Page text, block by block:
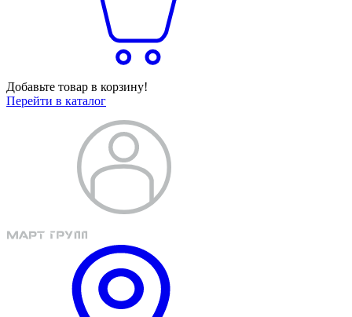
Добавьте товар в корзину!
Перейти в каталог